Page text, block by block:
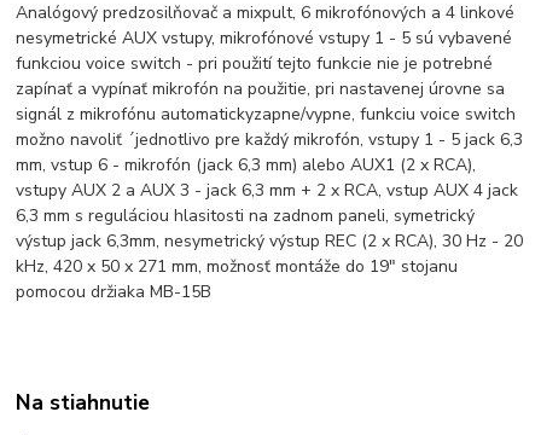
Analógový predzosilňovač a mixpult, 6 mikrofónových a 4 linkové
nesymetrické AUX vstupy, mikrofónové vstupy 1 - 5 sú vybavené
funkciou voice switch - pri použití tejto funkcie nie je potrebné
zapínať a vypínať mikrofón na použitie, pri nastavenej úrovne sa
signál z mikrofónu automatickyzapne/vypne, funkciu voice switch
možno navoliť ´jednotlivo pre každý mikrofón, vstupy 1 - 5 jack 6,3
mm, vstup 6 - mikrofón (jack 6,3 mm) alebo AUX1 (2 x RCA),
vstupy AUX 2 a AUX 3 - jack 6,3 mm + 2 x RCA, vstup AUX 4 jack
6,3 mm s reguláciou hlasitosti na zadnom paneli, symetrický
výstup jack 6,3mm, nesymetrický výstup REC (2 x RCA), 30 Hz - 20
kHz, 420 x 50 x 271 mm, možnosť montáže do 19" stojanu
pomocou držiaka MB-15B
Na stiahnutie